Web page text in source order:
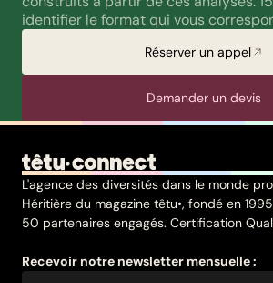
identifier le format qui vous
Réserver un appel
Demander un devis
L'agence des diversités dans le monde
Héritière du magazine têtu•, fondé en
50 partenaires engagés. Certification
Recevoir notre newsletter mensuelle :